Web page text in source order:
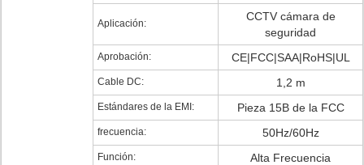
Aplicación:
CCTV cámara de
seguridad
Aprobación: CE|FCC|SAA|RoHS|UL
Cable DC: 1,2 m
Estándares de la EMI: Pieza 15B de la FCC
frecuencia: 50Hz/60Hz
Función: Alta Frecuencia